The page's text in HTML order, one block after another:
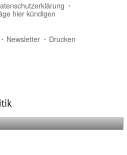
hier kündigen
Newsletter Drucken